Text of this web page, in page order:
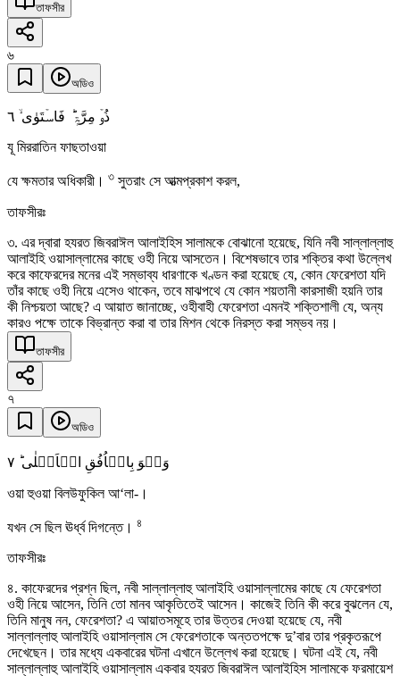
তাফসীর
৬
অডিও
ذُوۡ مِرَّۃٍ ؕ فَاسۡتَوٰی ۙ ٦
যূ মিররাতিন ফাছতাওয়া
যে ক্ষমতার অধিকারী। ৩ সুতরাং সে আত্মপ্রকাশ করল,
তাফসীরঃ
৩. এর দ্বারা হযরত জিবরাঈল আলাইহিস সালামকে বোঝানো হয়েছে, যিনি নবী সাল্লাল্লাহু
আলাইহি ওয়াসাল্লামের কাছে ওহী নিয়ে আসতেন। বিশেষভাবে তার শক্তির কথা উল্লেখ
করে কাফেরদের মনের এই সম্ভাব্য ধারণাকে খণ্ডন করা হয়েছে যে, কোন ফেরেশতা যদি
তাঁর কাছে ওহী নিয়ে এসেও থাকেন, তবে মাঝপথে যে কোন শয়তানী কারসাজী হয়নি তার
কী নিশ্চয়তা আছে? এ আয়াত জানাচ্ছে, ওহীবাহী ফেরেশতা এমনই শক্তিশালী যে, অন্য
কারও পক্ষে তাকে বিভ্রান্ত করা বা তার মিশন থেকে নিরস্ত করা সম্ভব নয়।
তাফসীর
৭
অডিও
وَہُوَ بِالۡاُفُقِ الۡاَعۡلٰی ؕ ٧
ওয়া হুওয়া বিলউফুকিল আ‘লা-।
যখন সে ছিল ঊর্ধ্ব দিগন্তে। ৪
তাফসীরঃ
৪. কাফেরদের প্রশ্ন ছিল, নবী সাল্লাল্লাহু আলাইহি ওয়াসাল্লামের কাছে যে ফেরেশতা
ওহী নিয়ে আসেন, তিনি তো মানব আকৃতিতেই আসেন। কাজেই তিনি কী করে বুঝলেন যে,
তিনি মানুষ নন, ফেরেশতা? এ আয়াতসমূহে তার উত্তর দেওয়া হয়েছে যে, নবী
সাল্লাল্লাহু আলাইহি ওয়াসাল্লাম সে ফেরেশতাকে অন্ততপক্ষে দু’বার তার প্রকৃতরূপে
দেখেছেন। তার মধ্যে একবারের ঘটনা এখানে উল্লেখ করা হয়েছে। ঘটনা এই যে, নবী
সাল্লাল্লাহু আলাইহি ওয়াসাল্লাম একবার হযরত জিবরাঈল আলাইহিস সালামকে ফরমায়েশ